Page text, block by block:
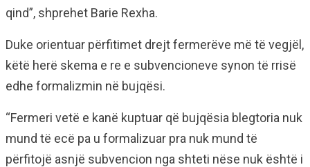
qind”, shprehet Barie Rexha.
Duke orientuar përfitimet drejt fermerëve më të vegjël,
këtë herë skema e re e subvencioneve synon të rrisë
edhe formalizmin në bujqësi.
“Fermeri vetë e kanë kuptuar që bujqësia blegtoria nuk
mund të ecë pa u formalizuar pra nuk mund të
përfitojë asnjë subvencion nga shteti nëse nuk është i